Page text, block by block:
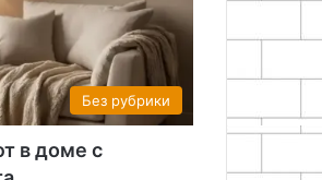
Без рубрики
в доме с